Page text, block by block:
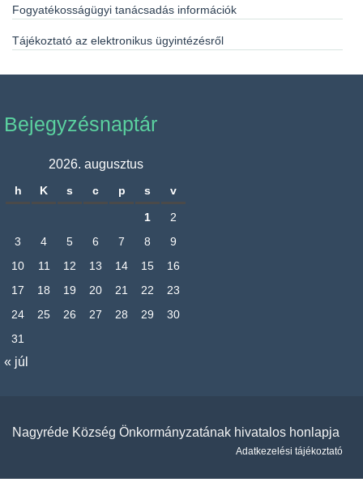
Fogyatékosságügyi tanácsadás információk
Tájékoztató az elektronikus ügyintézésről
Bejegyzésnaptár
2026. augusztus
h K s c p s v
1
2
3
4 5 6 7 8
9
10
11 12 13 14 15
16
17
18 19 20 21 22
23
24
25 26 27 28 29
30
31
« júl
Nagyréde Község Önkormányzatának hivatalos honlapja
Adatkezelési tájékoztató